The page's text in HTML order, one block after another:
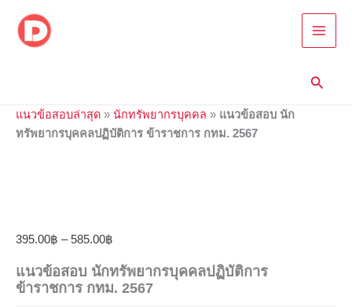
content
แนวข้อสอบล่าสุด » นักทรัพยากรบุคคล » แนวข้อสอบ นัก
ทรัพยากรบุคคลปฏิบัติการ ข้าราชการ กทม. 2567
395.00฿ – 585.00฿
แนวข้อสอบ นักทรัพยากรบุคคลปฏิบัติการ
ข้าราชการ กทม. 2567
ข้อสอบ
นัก
ข้าราชการ
กทม.